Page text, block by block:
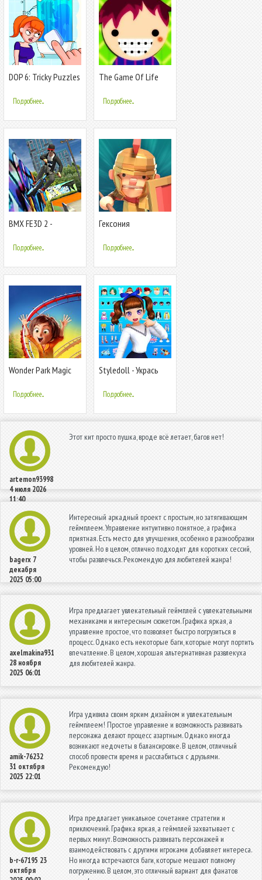
DOP 6: Tricky Puzzles
Подробнее...
The Game Of Life
Подробнее...
BMX FE3D 2 -
Подробнее...
Гексония
Подробнее...
Wonder Park Magic
Подробнее...
Styledoll - Укрась
Подробнее...
artemon93998
4 июля 2026
11:40
Этот кит просто пушка, вроде всё летает, багов нет!
bagerx 7
декабря
2025 05:00
Интересный аркадный проект с простым, но затягивающим
геймплеем. Управление интуитивно понятное, а графика
приятная. Есть место для улучшения, особенно в разнообразии
уровней. Но в целом, отлично подходит для коротких сессий,
чтобы развлечься. Рекомендую для любителей жанра!
axelmakina931
28 ноября
2025 06:01
Игра предлагает увлекательный геймплей с увлекательными
механиками и интересным сюжетом. Графика яркая, а
управление простое, что позволяет быстро погрузиться в
процесс. Однако есть некоторые баги, которые могут портить
впечатление. В целом, хорошая альтернативная развлекуха
для любителей жанра.
amik-76232
31 октября
2025 22:01
Игра удивила своим ярким дизайном и увлекательным
геймплеем! Простое управление и возможность развивать
персонажа делают процесс азартным. Однако иногда
возникают недочеты в балансировке. В целом, отличный
способ провести время и расслабиться с друзьями.
Рекомендую!
b-r-67195 23
октября
Игра предлагает уникальное сочетание стратегии и
приключений. Графика яркая, а геймплей захватывает с
первых минут. Возможность развивать персонажей и
взаимодействовать с другими игроками добавляет интереса.
Но иногда встречаются баги, которые мешают полному
погружению. В целом, это отличный вариант для фанатов